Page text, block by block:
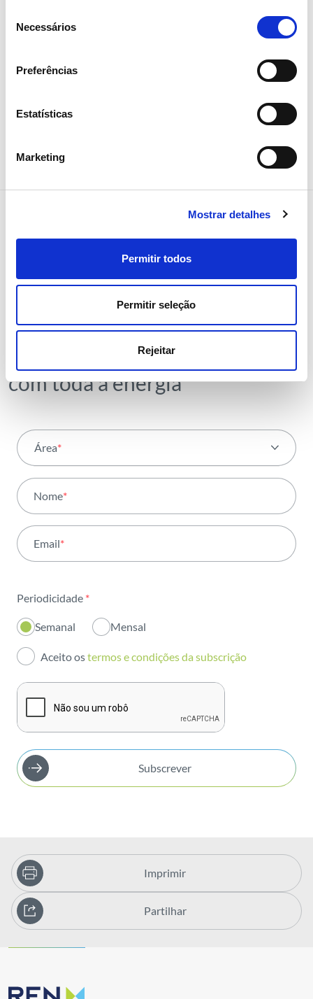
Necessários
Preferências
Estatísticas
Marketing
Mostrar detalhes
Permitir todos
Permitir seleção
Rejeitar
Receba todos os detalhes da
tendências e notícias que
com toda a energia
Área*
Atividade
Institucional
Inovação
Investidores
Publicações
Nome*
Email*
Periodicidade *
Semanal Mensal
Aceito ostermos e condições da subscrição
Subscrever
Imprimir
Partilhar